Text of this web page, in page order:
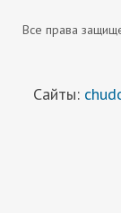
Все права
Сайты: